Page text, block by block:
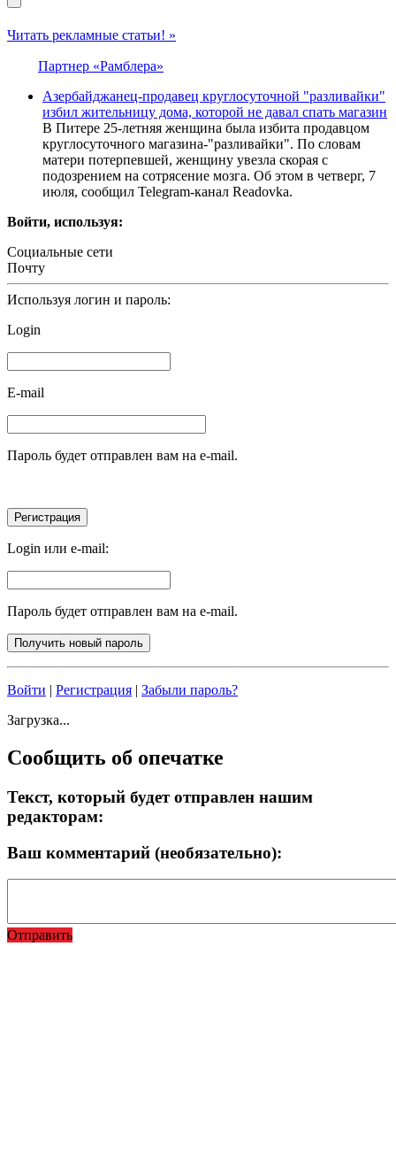
Читать рекламные статьи! »
Партнер «Рамблера»
Азербайджанец-продавец круглосуточной "разливайки"
избил жительницу дома, которой не давал спать магазин
В Питере 25-летняя женщина была избита продавцом
круглосуточного магазина-"разливайки". По словам
матери потерпевшей, женщину увезла скорая с
подозрением на сотрясение мозга. Об этом в четверг, 7
июля, сообщил Telegram-канал Readovka.
Войти, используя:
Социальные сети
Почту
Используя логин и пароль:
Login
E-mail
Пароль будет отправлен вам на e-mail.
Login или e-mail:
Пароль будет отправлен вам на e-mail.
Войти | Регистрация | Забыли пароль?
Загрузка...
Сообщить об опечатке
Текст, который будет отправлен нашим
редакторам:
Ваш комментарий (необязательно):
Отправить